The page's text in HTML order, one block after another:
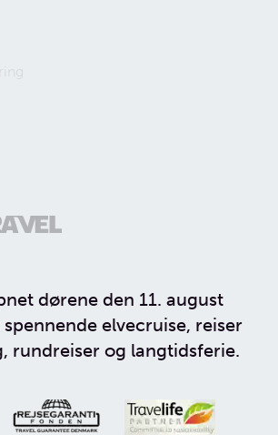
dørene den 11. august
elvecruise, reiser
rundreiser og langtidsferie.